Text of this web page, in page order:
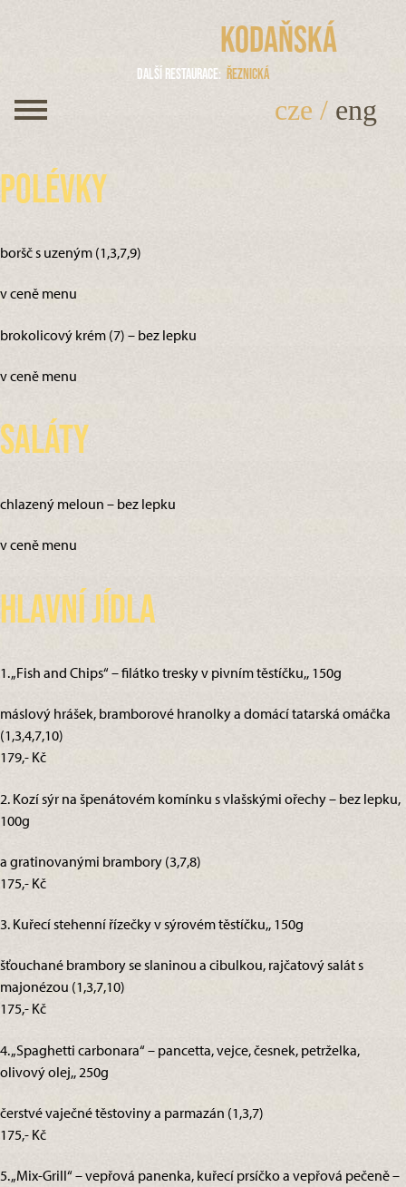
Kodaňská
Další restaurace Řeznická
cze / eng
Polévky
boršč s uzeným (1,3,7,9)
v ceně menu
brokolicový krém (7) – bez lepku
v ceně menu
Saláty
chlazený meloun – bez lepku
v ceně menu
Hlavní jídla
1. „Fish and Chips“ – filátko tresky v pivním těstíčku,, 150g
máslový hrášek, bramborové hranolky a domácí tatarská omáčka
(1,3,4,7,10)
179,- Kč
2. Kozí sýr na špenátovém komínku s vlašskými ořechy – bez lepku,
100g
a gratinovanými brambory (3,7,8)
175,- Kč
3. Kuřecí stehenní řízečky v sýrovém těstíčku,, 150g
šťouchané brambory se slaninou a cibulkou, rajčatový salát s
majonézou (1,3,7,10)
175,- Kč
4. „Spaghetti carbonara“ – pancetta, vejce, česnek, petrželka,
olivový olej,, 250g
čerstvé vaječné těstoviny a parmazán (1,3,7)
175,- Kč
5. „Mix-Grill“ – vepřová panenka, kuřecí prsíčko a vepřová pečeně –